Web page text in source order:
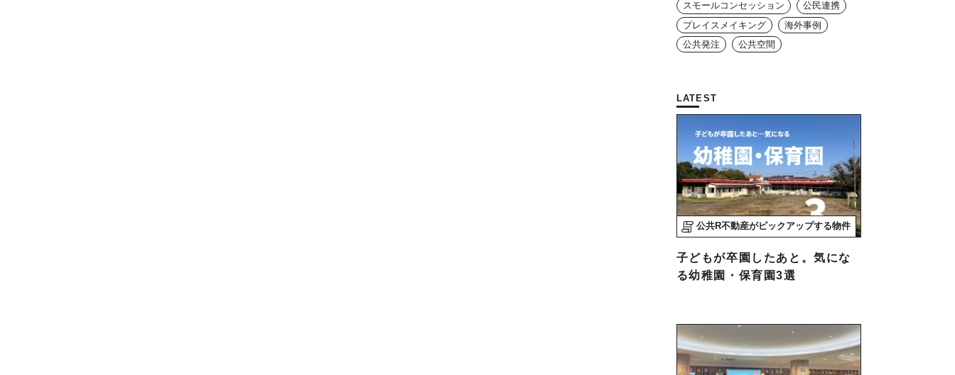
スモールコンセッション
公民連携
プレイスメイキング
海外事例
公共発注
公共空間
LATEST
公共R不動産がピックアップする物件
子どもが卒園したあと。気にな
る幼稚園・保育園3選